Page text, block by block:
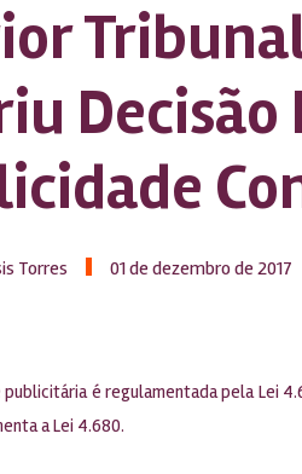
Torres 01 de dezembro de 2017
publicitária é regulamentada pela Lei
a Lei 4.680.